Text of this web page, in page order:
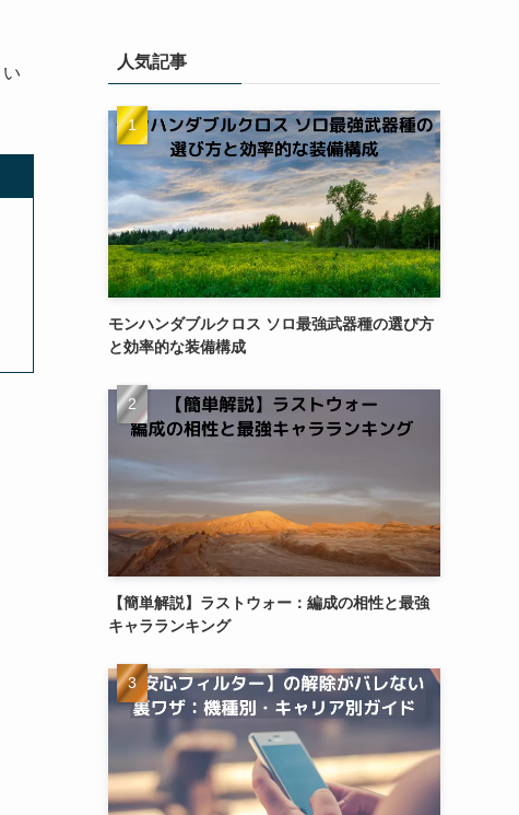
人気記事
モンハンダブルクロス ソロ最強武器種の選び方
と効率的な装備構成
【簡単解説】ラストウォー：編成の相性と最強
キャラランキング